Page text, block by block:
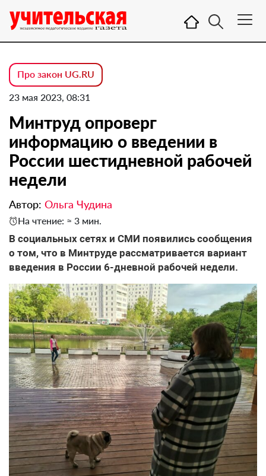
Про закон UG.RU
23 мая 2023, 08:31
Минтруд опроверг
информацию о введении в
России шестидневной рабочей
недели
Автор: Ольга Чудина
На чтение: ≈ 3 мин.
В социальных сетях и СМИ появились сообщения
о том, что в Минтруде рассматривается вариант
введения в России 6-дневной рабочей недели.